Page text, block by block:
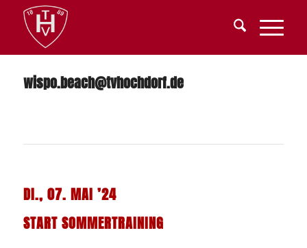
wispo.beach@tvhochdorf.de
DI., 07. MAI ’24
START SOMMERTRAINING